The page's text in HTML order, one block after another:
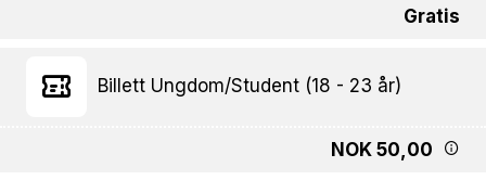
Gratis
Billett Ungdom/Student (18 - 23 år)
NOK 50,00